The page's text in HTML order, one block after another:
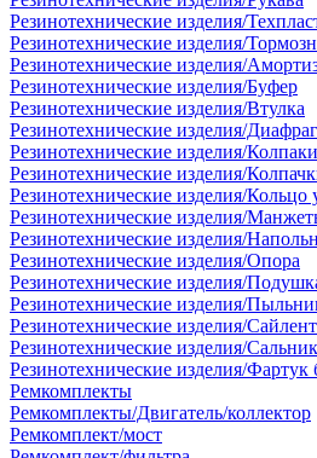
Резинотехнические изделия/
Резинотехнические изделия/
Резинотехнические изделия/
Резинотехнические изделия/Буфер
Резинотехнические изделия/Втулка
Резинотехнические изделия/
Резинотехнические изделия/
Резинотехнические изделия/
Резинотехнические изделия/Кольцо
Резинотехнические изделия/
Резинотехнические изделия/
Резинотехнические изделия/Опора
Резинотехнические изделия/
Резинотехнические изделия/
Резинотехнические изделия/
Резинотехнические изделия/Сальник
Резинотехнические изделия/Фартук
Ремкомплекты
Ремкомплекты/Двигатель/коллектор
Ремкомплект/мост